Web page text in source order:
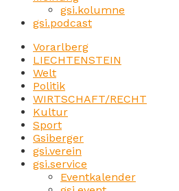
gsi.kolumne
gsi.podcast
Vorarlberg
LIECHTENSTEIN
Welt
Politik
WIRTSCHAFT/RECHT
Kultur
Sport
Gsiberger
gsi.verein
gsi.service
Eventkalender